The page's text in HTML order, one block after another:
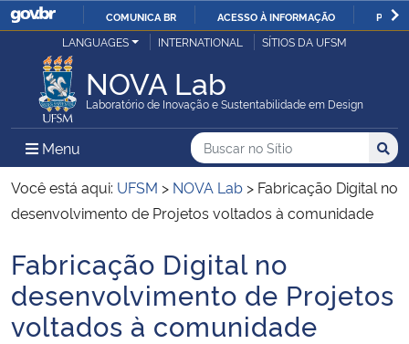
IR
O
COMUNICA BR ACESSO À INFORMAÇÃO
Ministério da Justiça e Segurança Pública
Ministério da Defesa
Ministério das Relações Exteriores
Ministério da Infraestrutura
Ministério da Agricultura, Pecuária e Abastecimento
LANGUAGES INTERNATIONAL SÍTIOS DA UFSM
NOVA Lab
Laboratório de Inovação e Sustentabilidade em Design
Menu Menu Principal do Sítio
Busca
Buscar no no Sítio
Busca:
Você está aqui: UFSM > NOVA Lab > Fabricação Digital no
desenvolvimento de Projetos voltados à comunidade
Início do conteúdo
Fabricação Digital no
desenvolvimento de Projetos
voltados à comunidade